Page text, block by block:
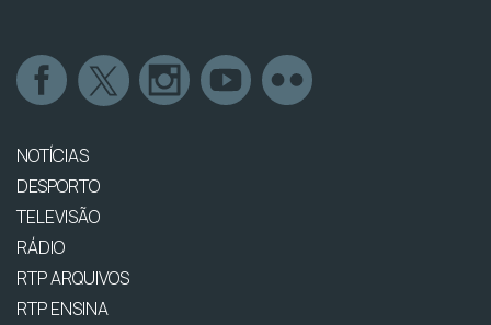
NOTÍCIAS
DESPORTO
TELEVISÃO
RÁDIO
RTP ARQUIVOS
RTP ENSINA